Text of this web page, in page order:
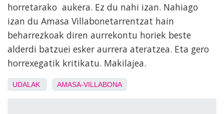
horretarako aukera. Ez du nahi izan. Nahiago
izan du Amasa Villabonetarrentzat hain
beharrezkoak diren aurrekontu horiek beste
alderdi batzuei esker aurrera ateratzea. Eta gero
horrexegatik kritikatu. Makilajea.
UDALAK AMASA-VILLABONA